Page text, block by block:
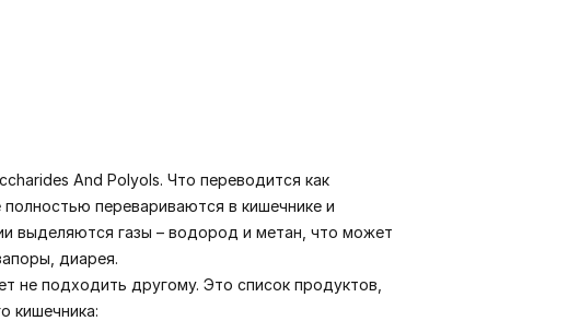
And Polyols. Что переводится как
перевариваются в кишечнике и
выделяются газы – водород и метан, что может
диарея.
не подходить другому. Это список продуктов,
кишечника: